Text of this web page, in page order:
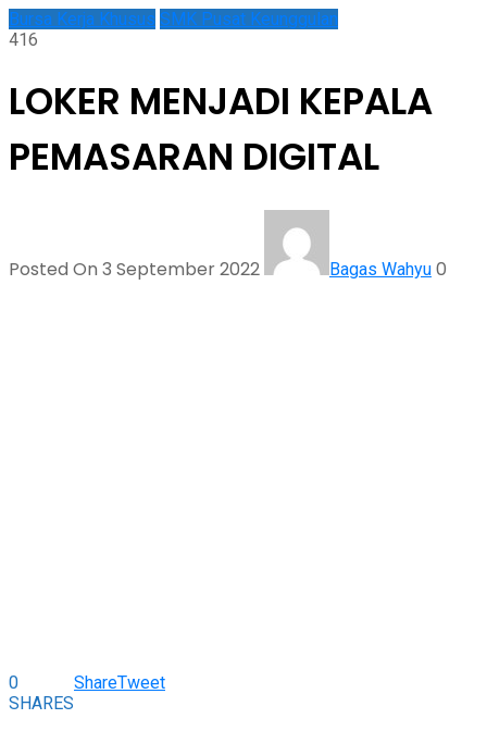
Bursa Kerja Khusus SMK Pusat Keunggulan
416
LOKER MENJADI KEPALA
PEMASARAN DIGITAL
Posted On 3 September 2022 Bagas Wahyu 0
0
SHARES
ShareTweet